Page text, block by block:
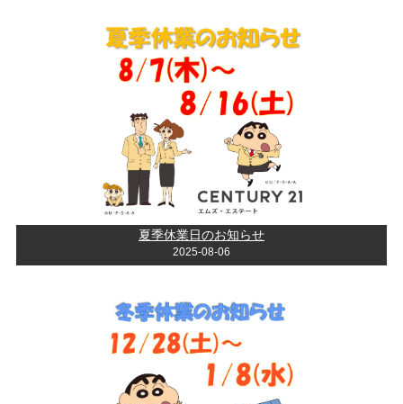
夏季休業日のお知らせ
2025-08-06